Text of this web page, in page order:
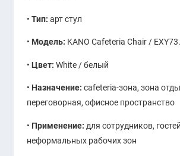
• Тип: арт стул
• Модель: KANO Cafeteria Chair /
• Цвет: White / белый
• Назначение: cafeteria-зона, зона
переговорная, офисное пространство
• Применение: для сотрудников,
неформальных рабочих зон